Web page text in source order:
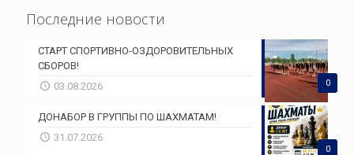
Последние новости
0
СТАРТ СПОРТИВНО-ОЗДОРОВИТЕЛЬНЫХ
СБОРОВ!
03.08.2026
0
ДОНАБОР В ГРУППЫ ПО ШАХМАТАМ!
31.07.2026